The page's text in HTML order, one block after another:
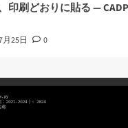
印刷どおりに貼る ―
月25日 0